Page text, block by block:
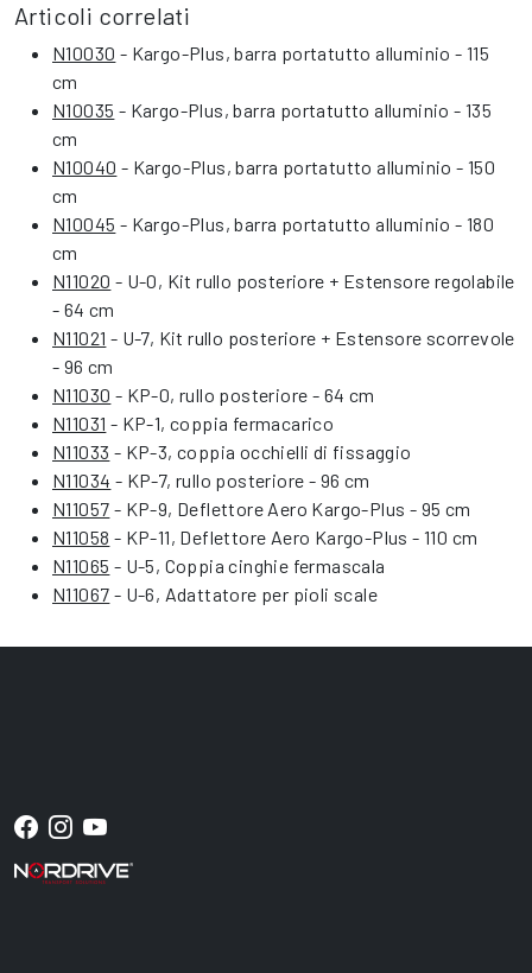
Articoli correlati
N10030 - Kargo-Plus, barra portatutto alluminio - 115
cm
N10035 - Kargo-Plus, barra portatutto alluminio - 135
cm
N10040 - Kargo-Plus, barra portatutto alluminio - 150
cm
N10045 - Kargo-Plus, barra portatutto alluminio - 180
cm
N11020 - U-0, Kit rullo posteriore + Estensore regolabile
- 64 cm
N11021 - U-7, Kit rullo posteriore + Estensore scorrevole
- 96 cm
N11030 - KP-0, rullo posteriore - 64 cm
N11031 - KP-1, coppia fermacarico
N11033 - KP-3, coppia occhielli di fissaggio
N11034 - KP-7, rullo posteriore - 96 cm
N11057 - KP-9, Deflettore Aero Kargo-Plus - 95 cm
N11058 - KP-11, Deflettore Aero Kargo-Plus - 110 cm
N11065 - U-5, Coppia cinghie fermascala
N11067 - U-6, Adattatore per pioli scale